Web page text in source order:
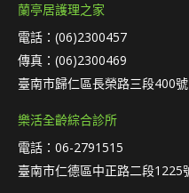
蘭亭居護理之家
電話：(06)2300457
傳真：(06)2300469
臺南市歸仁區長榮路三段400號
樂活全齡綜合診所
電話：06-2791515
臺南市仁德區中正路二段1225